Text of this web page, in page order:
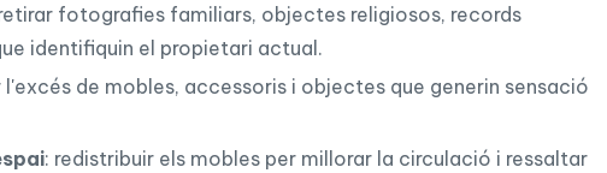
fotografies familiars, objectes religiosos, records
identifiquin el propietari actual.
l'excés de mobles, accessoris i objectes que generin sensació
: redistribuir els mobles per millorar la circulació i ressaltar